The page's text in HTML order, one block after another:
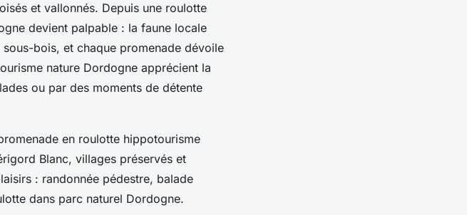
et vallonnés. Depuis une roulotte
devient palpable : la faune locale
sous-bois, et chaque promenade dévoile
nature Dordogne apprécient la
ou par des moments de détente
en roulotte hippotourisme
Blanc, villages préservés et
: randonnée pédestre, balade
dans parc naturel Dordogne.